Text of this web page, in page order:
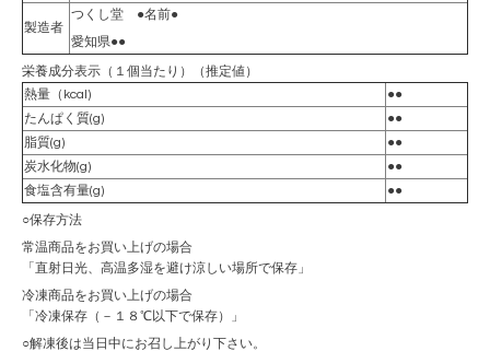
製造者
つくし堂 ●名前●
愛知県●●
栄養成分表示（１個当たり）（推定値）
熱量（kcal)
●●
たんぱく質(g)
●●
脂質(g)
●●
炭水化物(g)
●●
食塩含有量(g)
●●
○保存方法
常温商品をお買い上げの場合
「直射日光、高温多湿を避け涼しい場所で保存」
冷凍商品をお買い上げの場合
「冷凍保存（－１８℃以下で保存）」
○解凍後は当日中にお召し上がり下さい。